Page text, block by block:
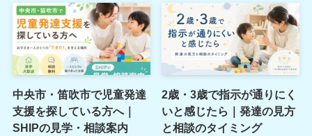
中央市・笛吹市で児童発達
支援を探している方へ｜
SHIPの見学・相談案内
2歳・3歳で指示が通りにく
いと感じたら｜発達の見方
と相談のタイミング